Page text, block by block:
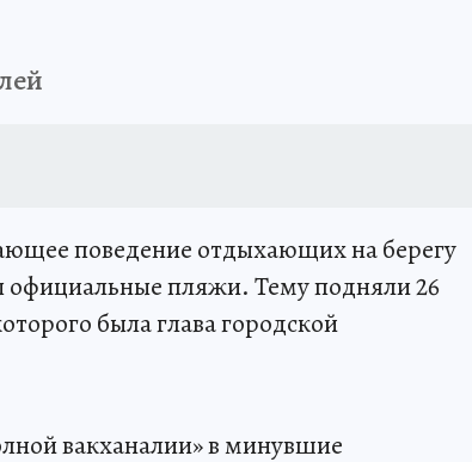
поведение отдыхающих на берегу
пляжи. Тему подняли 26
была глава городской
вакханалии» в минувшие